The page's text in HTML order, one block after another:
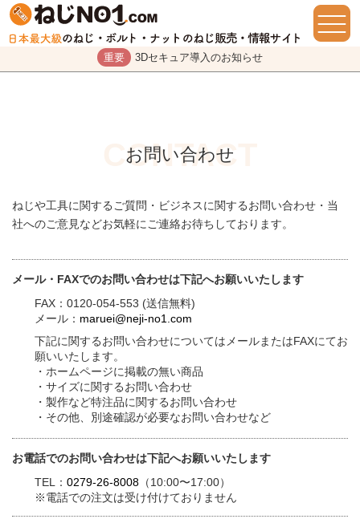
重要 3Dセキュア導入のお知らせ
お問い合わせ
ねじや工具に関するご質問・ビジネスに関するお問い合わせ・当
社へのご意見などお気軽にご連絡お待ちしております。
メール・FAXでのお問い合わせは下記へお願いいたします
FAX：0120-054-553 (送信無料)
メール： maruei@neji-no1.com
下記に関するお問い合わせについてはメールまたはFAXにてお
願いいたします。
・ホームページに掲載の無い商品
・サイズに関するお問い合わせ
・製作など特注品に関するお問い合わせ
・その他、別途確認が必要なお問い合わせなど
お電話でのお問い合わせは下記へお願いいたします
TEL： 0279-26-8008 （10:00〜17:00）
※電話での注文は受け付けておりません